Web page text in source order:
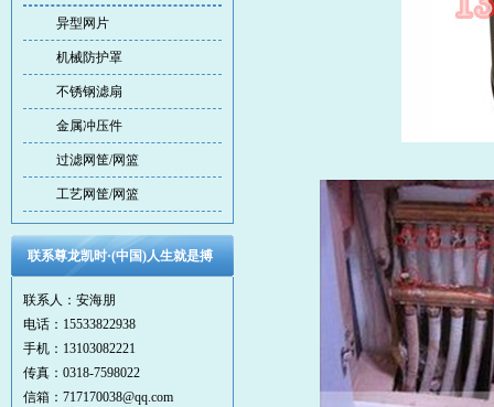
异型网片
机械防护罩
不锈钢滤扇
金属冲压件
过滤网筐/网篮
工艺网筐/网篮
联系尊龙凯时·(中国)人生就是搏
联系人：安海朋
电话：15533822938
手机：13103082221
传真：0318-7598022
信箱：717170038@qq.com